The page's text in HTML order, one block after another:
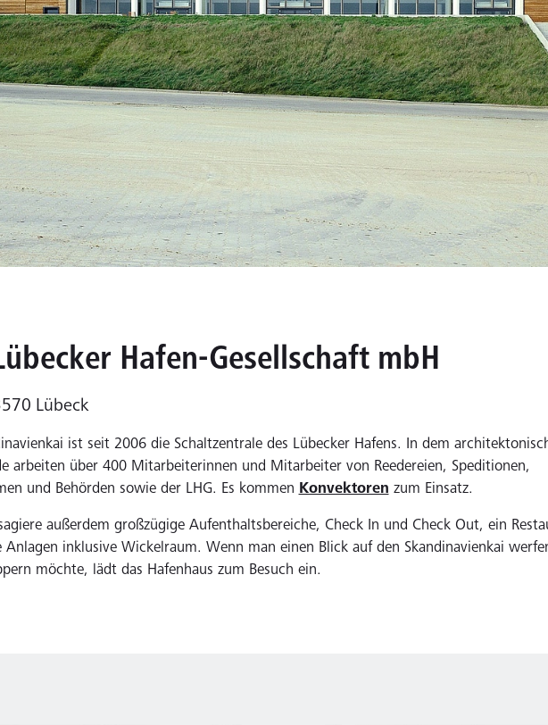
Hafen-Gesellschaft mbH
Lübeck
ist seit 2006 die Schaltzentrale des Lübecker Hafens. In dem
arbeiten über 400 Mitarbeiterinnen und Mitarbeiter von Reedereien, Speditionen,
und Behörden sowie der LHG. Es kommen Konvektoren zum Einsatz.
außerdem großzügige Aufenthaltsbereiche, Check In und Check Out, ein
Anlagen inklusive Wickelraum. Wenn man einen Blick auf den Skandinavienkai
möchte, lädt das Hafenhaus zum Besuch ein.